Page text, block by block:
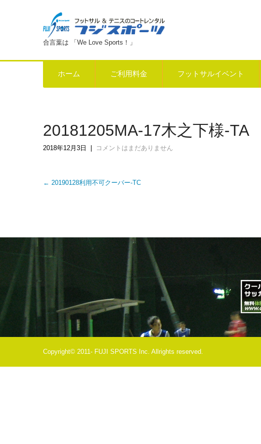
合言葉は 「We Love Sports！」
ホーム ご利用料金 フットサルイベント
20181205MA-17木之下様-TA
2018年12月3日 コメントはまだありません
Post
← 20190128利用不可クーバー-TC
Copyright© 2011- FUJI SPORTS Inc. Allrights reserved.